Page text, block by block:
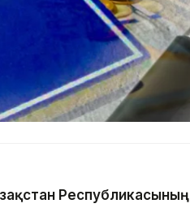
Республикасының